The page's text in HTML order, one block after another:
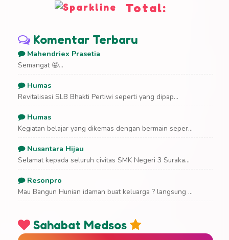
Total:
Komentar Terbaru
Mahendriex Prasetia
Semangat 🤩...
Humas
Revitalisasi SLB Bhakti Pertiwi seperti yang dipap...
Humas
Kegiatan belajar yang dikemas dengan bermain seper...
Nusantara Hijau
Selamat kepada seluruh civitas SMK Negeri 3 Suraka...
Resonpro
Mau Bangun Hunian idaman buat keluarga ? langsung ...
Sahabat Medsos